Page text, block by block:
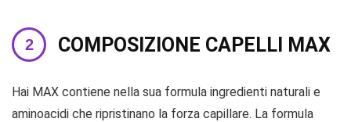
COMPOSIZIONE CAPELLI MAX
Hai MAX contiene nella sua formula ingredienti naturali e
aminoacidi che ripristinano la forza capillare. La formula